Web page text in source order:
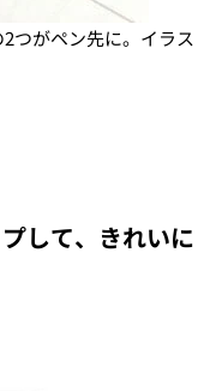
つがペン先に。イラス
して、きれいに